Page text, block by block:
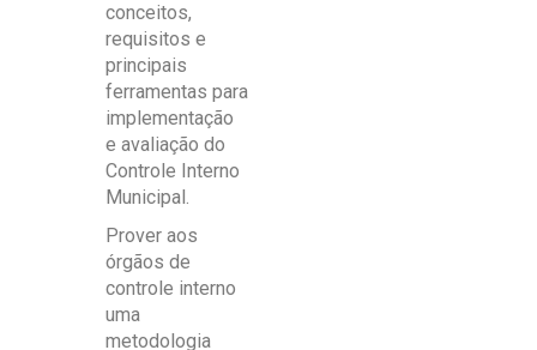
conceitos,
requisitos e
principais
ferramentas para
implementação
e avaliação do
Controle Interno
Municipal.
Prover aos
órgãos de
controle interno
uma
metodologia